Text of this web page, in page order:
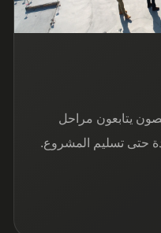
يتابعون مراحل
حتى تسليم المشروع.